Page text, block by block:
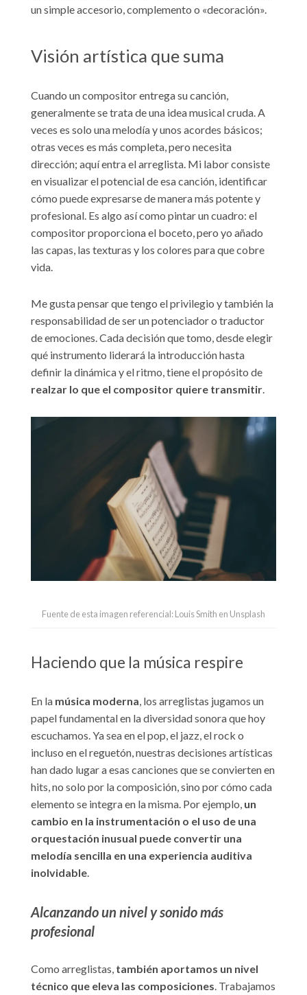
un simple accesorio, complemento o «decoración».
Visión artística que suma
Cuando un compositor entrega su canción,
generalmente se trata de una idea musical cruda. A
veces es solo una melodía y unos acordes básicos;
otras veces es más completa, pero necesita
dirección; aquí entra el arreglista. Mi labor consiste
en visualizar el potencial de esa canción, identificar
cómo puede expresarse de manera más potente y
profesional. Es algo así como pintar un cuadro: el
compositor proporciona el boceto, pero yo añado
las capas, las texturas y los colores para que cobre
vida.
Me gusta pensar que tengo el privilegio y también la
responsabilidad de ser un potenciador o traductor
de emociones. Cada decisión que tomo, desde elegir
qué instrumento liderará la introducción hasta
definir la dinámica y el ritmo, tiene el propósito de
realzar lo que el compositor quiere transmitir.
Fuente de esta imagen referencial: Louis Smith en Unsplash
Haciendo que la música respire
En la música moderna, los arreglistas jugamos un
papel fundamental en la diversidad sonora que hoy
escuchamos. Ya sea en el pop, el jazz, el rock o
incluso en el reguetón, nuestras decisiones artísticas
han dado lugar a esas canciones que se convierten en
hits, no solo por la composición, sino por cómo cada
elemento se integra en la misma. Por ejemplo, un
cambio en la instrumentación o el uso de una
orquestación inusual puede convertir una
melodía sencilla en una experiencia auditiva
inolvidable.
Alcanzando un nivel y sonido más
profesional
Como arreglistas, también aportamos un nivel
técnico que eleva las composiciones . Trabajamos